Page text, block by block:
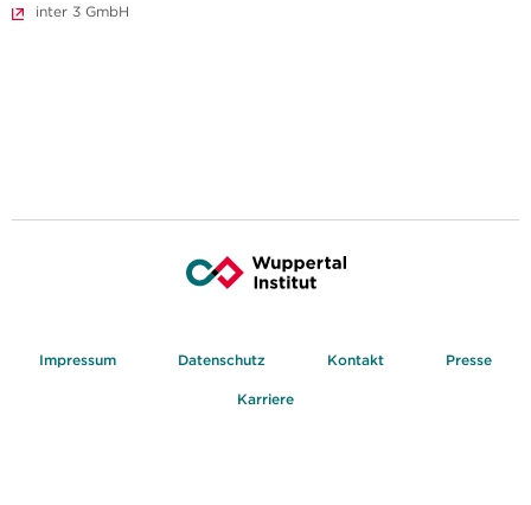
inter 3 GmbH
Impressum Datenschutz Kontakt Presse
Karriere